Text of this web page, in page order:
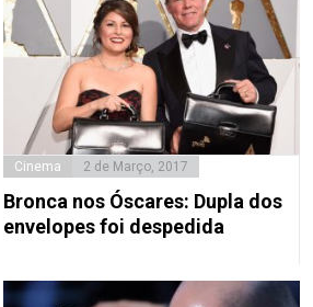
Cinema 2 de Março, 2017
Bronca nos Óscares: Dupla dos
envelopes foi despedida